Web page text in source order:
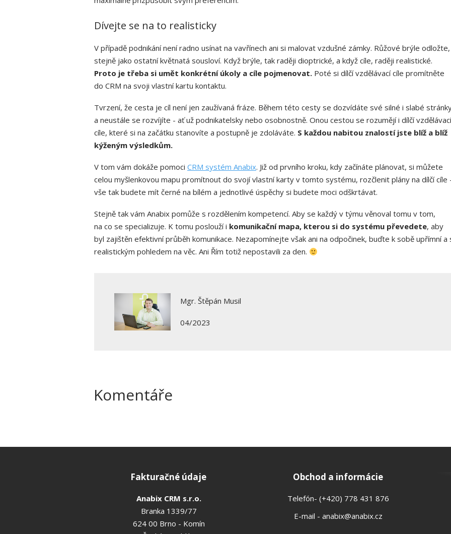
Dívejte se na to realisticky
V případě podnikání není radno usínat na vavřínech ani si malovat vzdušné zámky. Růžové brýle odložte,
stejně jako ostatní květnatá sousloví. Když brýle, tak raději dioptrické, a když cíle, raději realistické.
Proto je třeba si umět konkrétní úkoly a cíle pojmenovat. Poté si dílčí vzdělávací cíle promítněte
do CRM na svoji vlastní kartu kontaktu.
Tvrzení, že cesta je cíl není jen zaužívaná fráze. Během této cesty se dozvídáte své silné i slabé
a neustále se rozvíjíte - ať už podnikatelsky nebo osobnostně. Onou cestou se rozumějí i dílčí vzdělávací
cíle, které si na začátku stanovíte a postupně je zdoláváte. S každou nabitou znalostí jste blíž a blíž
kýženým výsledkům.
V tom vám dokáže pomoci CRM systém Anabix. Již od prvního kroku, kdy začínáte plánovat, si můžete
celou myšlenkovou mapu promítnout do svojí vlastní karty v tomto systému, rozčlenit plány na dílčí cíle
vše tak budete mít černé na bílém a jednotlivé úspěchy si budete moci odškrtávat.
Stejně tak vám Anabix pomůže s rozdělením kompetencí. Aby se každý v týmu věnoval tomu v tom,
na co se specializuje. K tomu poslouží i komunikační mapa, kterou si do systému převedete, aby
byl zajištěn efektivní průběh komunikace. Nezapomínejte však ani na odpočinek, buďte k sobě upřímní a
realistickým pohledem na věc. Ani Řím totiž nepostavili za den.
Mgr. Štěpán Musil
04/2023
Komentáře
Fakturačné údaje
Anabix CRM s.r.o.
Branka 1339/77
624 00 Brno - Komín
Obchod a informácie
Telefón- (+420) 778 431 876
E-mail - anabix@anabix.cz